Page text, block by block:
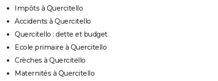
Impôts à Quercitello
Accidents à Quercitello
Quercitello : dette et budget
Ecole primaire à Quercitello
Crèches à Quercitello
Maternités à Quercitello